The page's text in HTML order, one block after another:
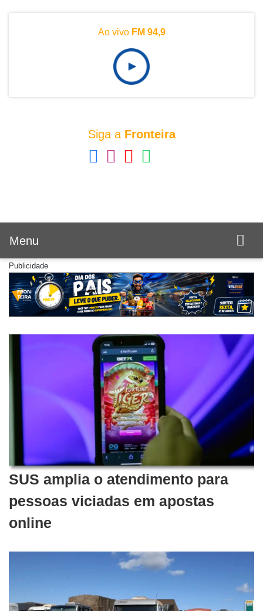
Ao vivo FM 94,9
Siga a Fronteira
Menu
Publicidade
SUS amplia o atendimento para
pessoas viciadas em apostas
online